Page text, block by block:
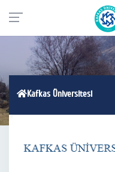
Kafkas Üniversitesi